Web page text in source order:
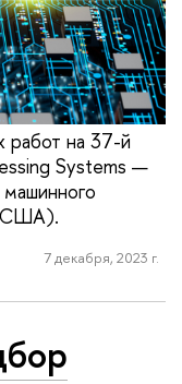
работ на 37-й
Systems —
(США).
7 декабря, 2023 г.